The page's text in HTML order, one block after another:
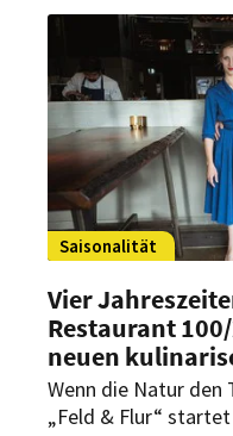
Landesgrenzen an
Saisonalität
Vier
Restaurant 100/
neuen
Wenn die Natur
„Feld & Flur“